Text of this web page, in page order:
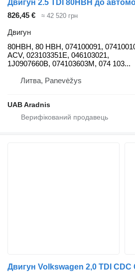
826,45 € ≈ 42 520 грн
Двигун
80HBH, 80 HBH, 074100091,
ACV, 023103351E, 046103021,
1J0907660B, 074103603M, 074 103...
Литва, Panevėžys
UAB Aradnis